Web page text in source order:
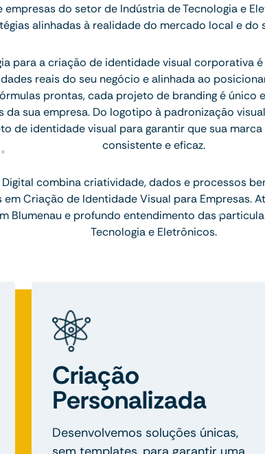
do setor de Indústria de Tecnologia e
alinhadas à realidade do mercado local e do
para a criação de identidade visual corporativa
reais do seu negócio e alinhada ao
prontas, cada projeto de branding é único
da sua empresa. Do logotipo à padronização
de identidade visual para garantir que sua
consistente e eficaz.
Digital combina criatividade, dados e processos
Criação de Identidade Visual para Empresas.
Blumenau e profundo entendimento das
Tecnologia e Eletrônicos.
Criação
Personalizada
Desenvolvemos soluções únicas,